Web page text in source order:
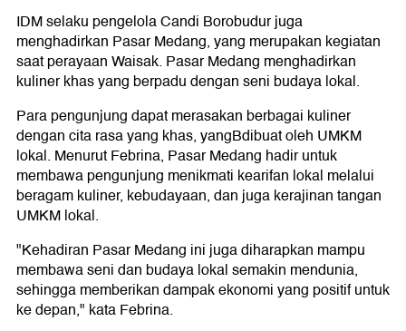
IDM selaku pengelola Candi Borobudur juga
menghadirkan Pasar Medang, yang merupakan kegiatan
saat perayaan Waisak. Pasar Medang menghadirkan
kuliner khas yang berpadu dengan seni budaya lokal.
Para pengunjung dapat merasakan berbagai kuliner
dengan cita rasa yang khas, yangBdibuat oleh UMKM
lokal. Menurut Febrina, Pasar Medang hadir untuk
membawa pengunjung menikmati kearifan lokal melalui
beragam kuliner, kebudayaan, dan juga kerajinan tangan
UMKM lokal.
"Kehadiran Pasar Medang ini juga diharapkan mampu
membawa seni dan budaya lokal semakin mendunia,
sehingga memberikan dampak ekonomi yang positif untuk
ke depan," kata Febrina.